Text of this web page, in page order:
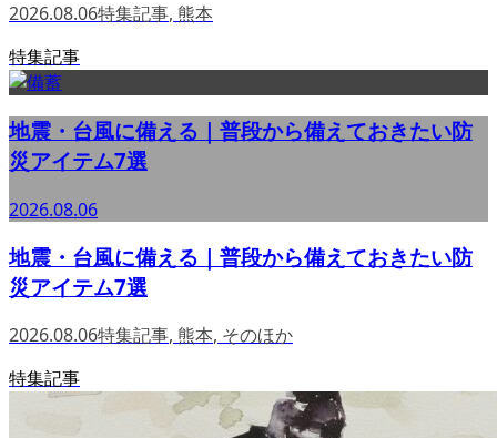
2026.08.06特集記事, 熊本
特集記事
地震・台風に備える｜普段から備えておきたい防
災アイテム7選
2026.08.06
地震・台風に備える｜普段から備えておきたい防
災アイテム7選
2026.08.06特集記事, 熊本, そのほか
特集記事